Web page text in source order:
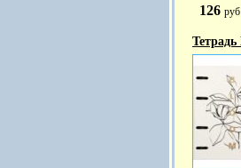
126 руб
Тетрадь